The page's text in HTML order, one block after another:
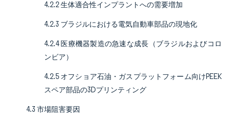
4.2.2 生体適合性インプラントへの需要増加
4.2.3 ブラジルにおける電気自動車部品の現地化
4.2.4 医療機器製造の急速な成長（ブラジルおよびコロ
ンビア）
4.2.5 オフショア石油・ガスプラットフォーム向けPEEK
スペア部品の3Dプリンティング
4.3 市場阻害要因